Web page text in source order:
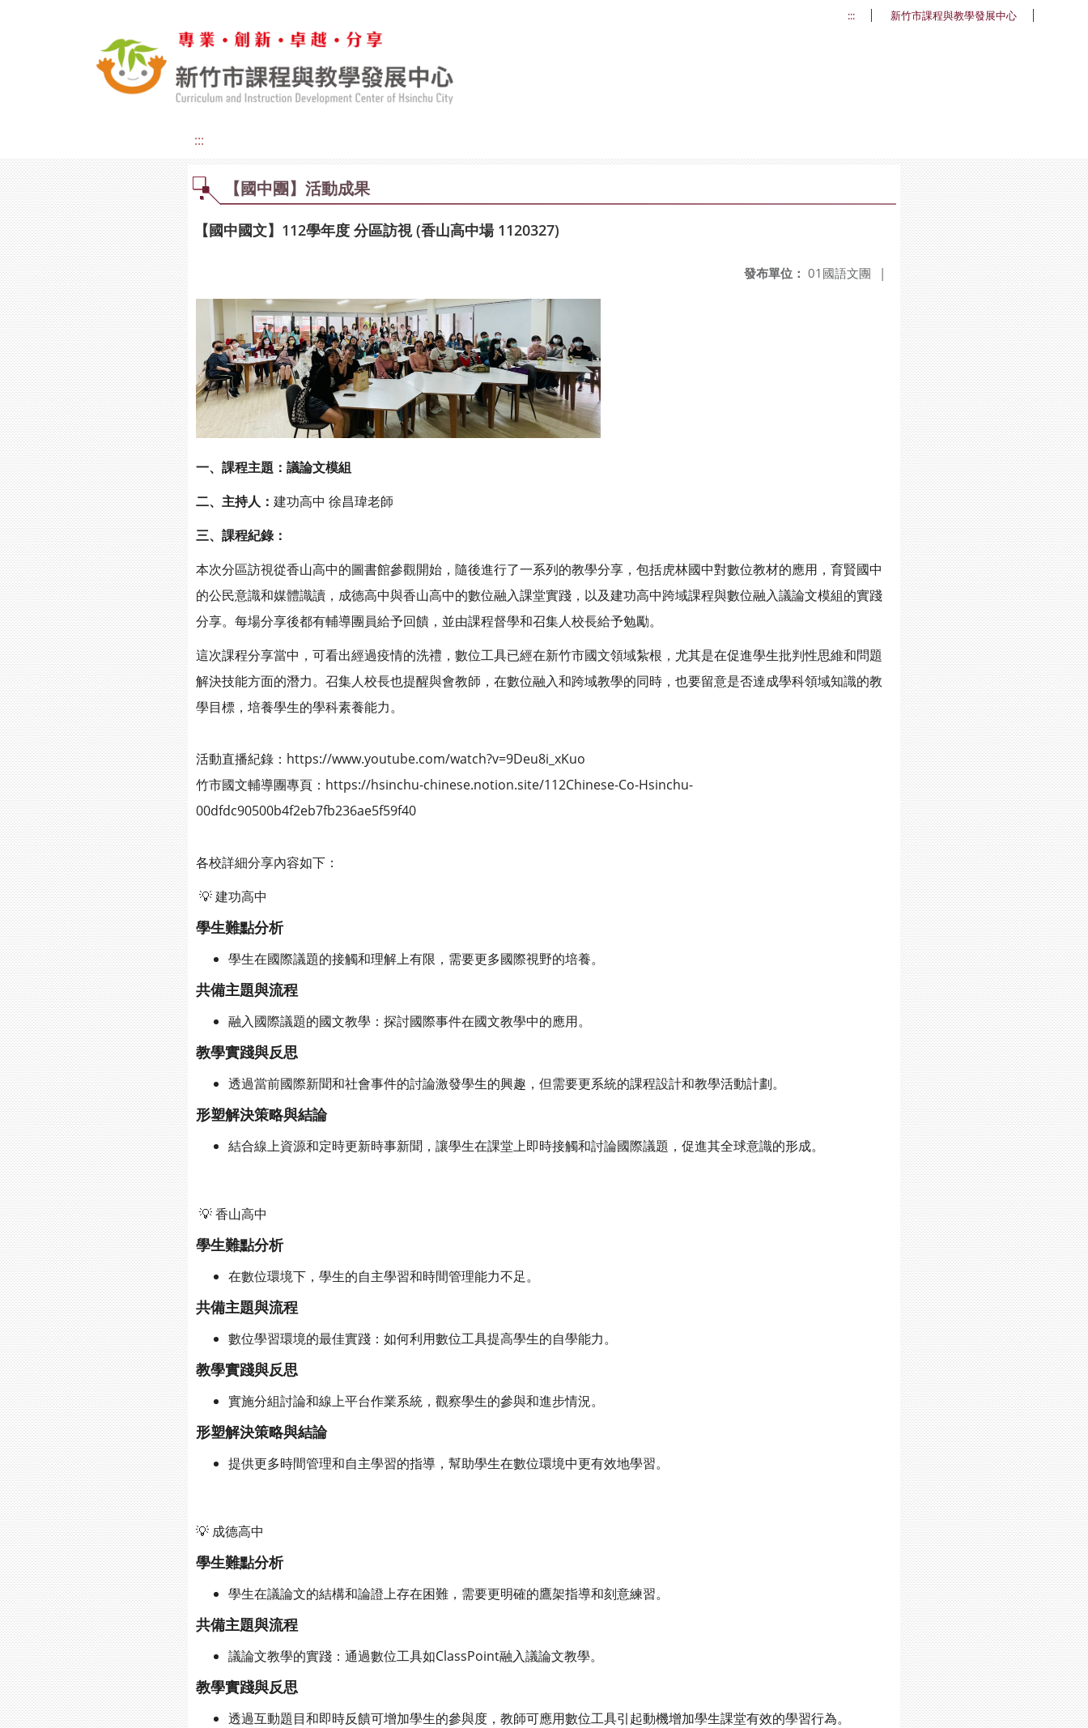
::: 新竹市課程與教學發展中心
:::
【國中團】活動成果
【國中國文】112學年度 分區訪視 (香山高中場 1120327)
發布單位： 01國語文團 |
一、課程主題：議論文模組
二、主持人： 建功高中 徐昌瑋老師
三、課程紀錄：
本次分區訪視從香山高中的圖書館參觀開始，隨後進行了一系列的教學分享，包括虎林國中對數位教材的應用，育賢國中
的公民意識和媒體識讀，成德高中與香山高中的數位融入課堂實踐，以及建功高中跨域課程與數位融入議論文模組的實踐
分享。每場分享後都有輔導團員給予回饋，並由課程督學和召集人校長給予勉勵。
這次課程分享當中，可看出經過疫情的洗禮，數位工具已經在新竹市國文領域紮根，尤其是在促進學生批判性思維和問題
解決技能方面的潛力。召集人校長也提醒與會教師，在數位融入和跨域教學的同時，也要留意是否達成學科領域知識的教
學目標，培養學生的學科素養能力。
活動直播紀錄：https://www.youtube.com/watch?v=9Deu8i_xKuo
竹市國文輔導團專頁：https://hsinchu-chinese.notion.site/112Chinese-Co-Hsinchu-
00dfdc90500b4f2eb7fb236ae5f59f40
各校詳細分享內容如下：
💡 建功高中
學生難點分析
學生在國際議題的接觸和理解上有限，需要更多國際視野的培養。
共備主題與流程
融入國際議題的國文教學：探討國際事件在國文教學中的應用。
教學實踐與反思
透過當前國際新聞和社會事件的討論激發學生的興趣，但需要更系統的課程設計和教學活動計劃。
形塑解決策略與結論
結合線上資源和定時更新時事新聞，讓學生在課堂上即時接觸和討論國際議題，促進其全球意識的形成。
💡 香山高中
學生難點分析
在數位環境下，學生的自主學習和時間管理能力不足。
共備主題與流程
數位學習環境的最佳實踐：如何利用數位工具提高學生的自學能力。
教學實踐與反思
實施分組討論和線上平台作業系統，觀察學生的參與和進步情況。
形塑解決策略與結論
提供更多時間管理和自主學習的指導，幫助學生在數位環境中更有效地學習。
💡 成德高中
學生難點分析
學生在議論文的結構和論證上存在困難，需要更明確的鷹架指導和刻意練習。
共備主題與流程
議論文教學的實踐：通過數位工具如ClassPoint融入議論文教學。
教學實踐與反思
透過互動題目和即時反饋可增加學生的參與度，教師可應用數位工具引起動機增加學生課堂有效的學習行為。